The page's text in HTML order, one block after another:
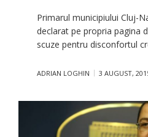
Primarul municipiului Cluj-
declarat pe propria pagina
scuze pentru disconfortul
ADRIAN LOGHIN 3 AUGUST,